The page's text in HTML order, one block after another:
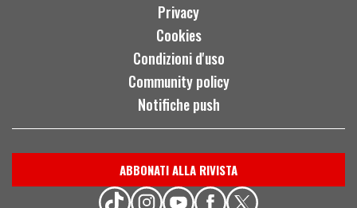
Privacy
Cookies
Condizioni d'uso
Community policy
Notifiche push
ABBONATI ALLA RIVISTA